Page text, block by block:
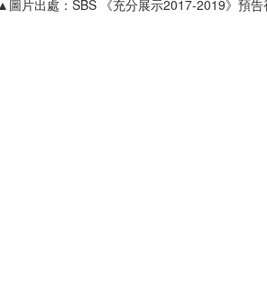
▲圖片出處：SBS 《充分展示2017-2019》預告